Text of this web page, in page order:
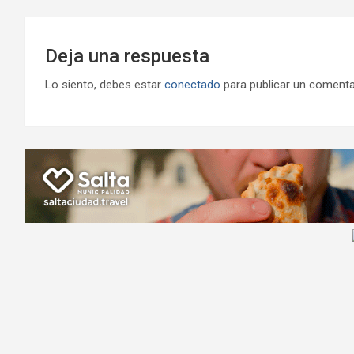
Deja una respuesta
Lo siento, debes estar conectado para publicar un